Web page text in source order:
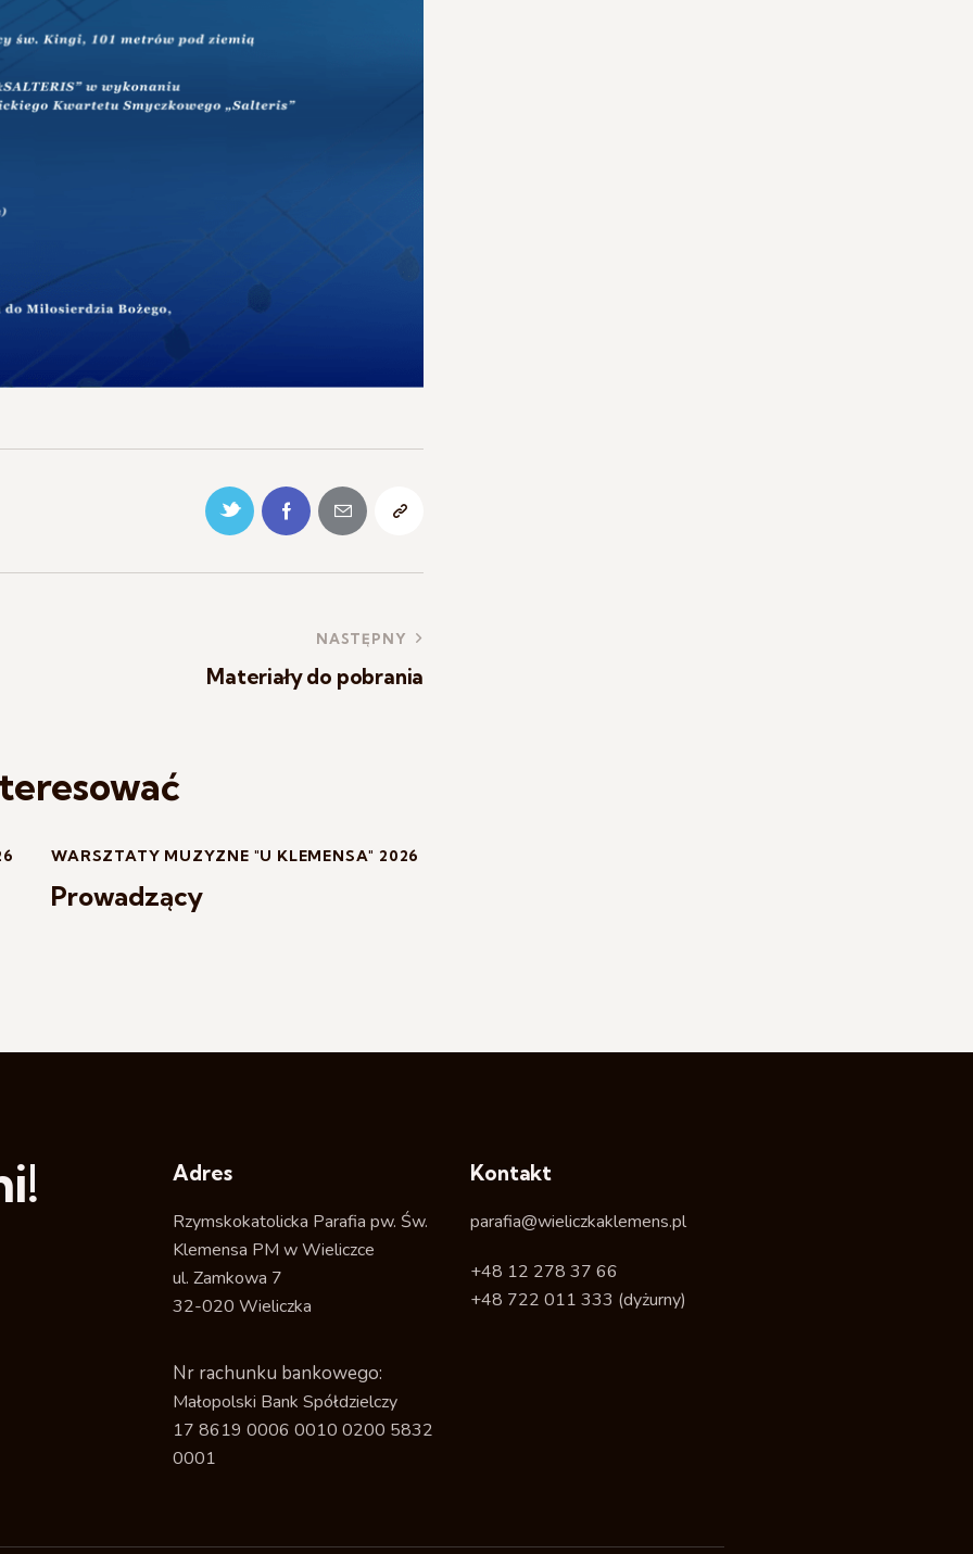
NASTĘPNY
Materiały do pobrania
WARSZTATY MUZYZNE "U KLEMENSA" 2026
Prowadzący
Adres
Rzymskokatolicka Parafia pw. Św.
Klemensa PM w Wieliczce
ul. Zamkowa 7
32-020 Wieliczka
Nr rachunku bankowego:
Małopolski Bank Spółdzielczy
17 8619 0006 0010 0200 5832
0001
Kontakt
parafia@wieliczkaklemens.pl
+48 12 278 37 66
+48 722 011 333 (dyżurny)